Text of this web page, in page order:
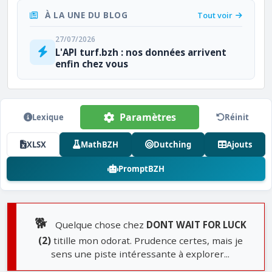
À LA UNE DU BLOG Tout voir
27/07/2026
L'API turf.bzh : nos données arrivent
enfin chez vous
Lexique Paramètres Réinit
XLSX MathBZH Dutching Ajouts
PromptBZH
🐕 Quelque chose chez DONT WAIT FOR LUCK
(2)titille mon odorat. Prudence certes, mais je
sens une piste intéressante à explorer...